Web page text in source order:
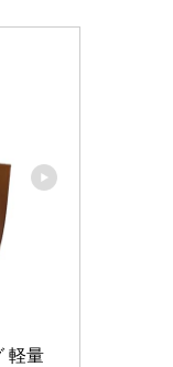
軽量